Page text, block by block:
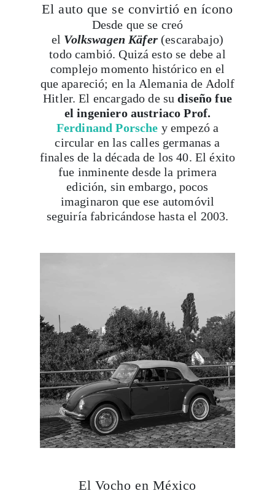
El auto que se convirtió en ícono
Desde que se creó
el Volkswagen Käfer(escarabajo)
todo cambió. Quizá esto se debe al
complejo momento histórico en el
que apareció; en la Alemania de Adolf
Hitler. El encargado de sudiseño fue
el ingeniero austriaco Prof.
Ferdinand Porsche y empezó a
circular en las calles germanas a
finales de la década de los 40. El éxito
fue inminente desde la primera
edición, sin embargo, pocos
imaginaron que ese automóvil
seguiría fabricándose hasta el 2003.
El Vocho en México